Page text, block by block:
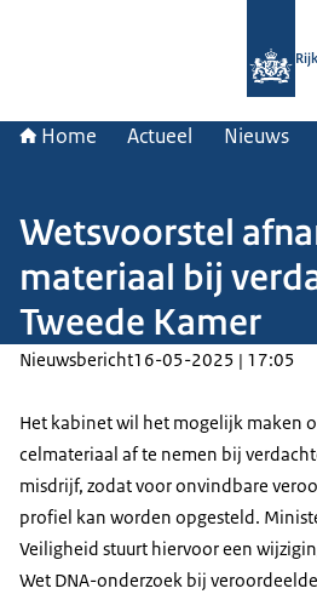
Home Actueel Nieuws
Wetsvoorstel
materiaal bij
Tweede Kamer
Nieuwsbericht16-05-2025 | 17:05
Het kabinet wil het mogelijk maken
celmateriaal af te nemen bij
misdrijf, zodat voor onvindbare
profiel kan worden opgesteld.
Veiligheid stuurt hiervoor een
Wet DNA-onderzoek bij